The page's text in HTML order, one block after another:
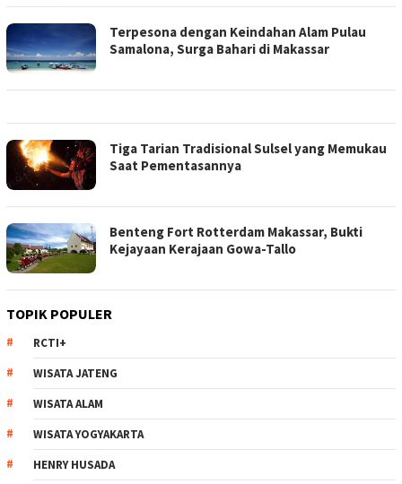
Terpesona dengan Keindahan Alam Pulau
Samalona, Surga Bahari di Makassar
Tiga Tarian Tradisional Sulsel yang Memukau
Saat Pementasannya
Benteng Fort Rotterdam Makassar, Bukti
Kejayaan Kerajaan Gowa-Tallo
TOPIK POPULER
RCTI+
WISATA JATENG
WISATA ALAM
WISATA YOGYAKARTA
HENRY HUSADA